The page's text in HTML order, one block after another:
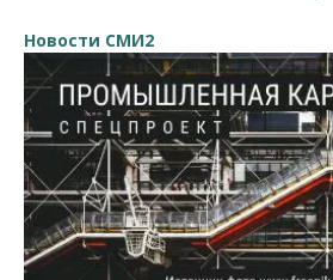
Новости СМИ2